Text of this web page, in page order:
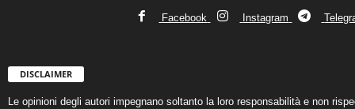
Facebook Instagram
DISCLAIMER
Le opinioni degli autori impegnano soltanto la loro responsabilità e non